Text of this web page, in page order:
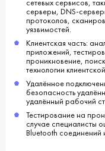
сетевых сервисов,
серверы, DNS-
протоколов,
уязвимостей.
Клиентская часть:
приложений,
проникновение,
технологии
Удалённое
безопасность
удалённый рабочий
Тестирование на
случае специалисты
Bluetooth соединений